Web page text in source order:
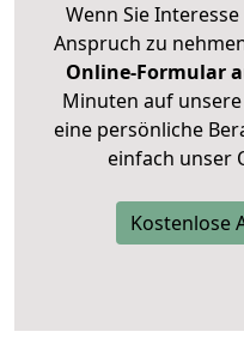
Wenn Sie
Anspruch zu
Online-Formular
Minuten auf
eine persönliche
einfach unser
Kostenlose